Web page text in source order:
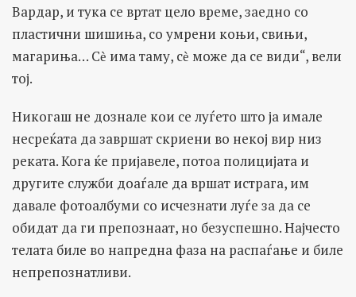
Вардар, и тука се вртат цело време, заедно со
пластични шишиња, со умрени коњи, свињи,
магариња… Сѐ има таму, сѐ може да се види“, вели
тој.
Никогаш не дознале кои се луѓето што ја имале
несреќата да завршат скриени во некој вир низ
реката. Кога ќе пријавеле, потоа полицијата и
другите служби доаѓале да вршат истрага, им
давале фотоалбуми со исчезнати луѓе за да се
обидат да ги препознаат, но безуспешно. Најчесто
телата биле во напредна фаза на распаѓање и биле
непрепознатливи.